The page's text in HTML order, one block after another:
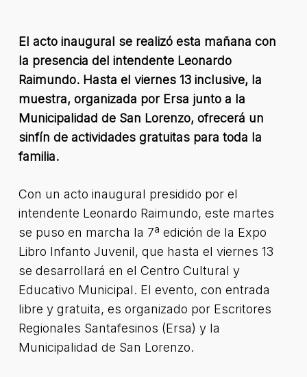
El acto inaugural se realizó esta mañana con
la presencia del intendente Leonardo
Raimundo. Hasta el viernes 13 inclusive, la
muestra, organizada por Ersa junto a la
Municipalidad de San Lorenzo, ofrecerá un
sinfín de actividades gratuitas para toda la
familia.
Con un acto inaugural presidido por el
intendente Leonardo Raimundo, este martes
se puso en marcha la 7ª edición de la Expo
Libro Infanto Juvenil, que hasta el viernes 13
se desarrollará en el Centro Cultural y
Educativo Municipal. El evento, con entrada
libre y gratuita, es organizado por Escritores
Regionales Santafesinos (Ersa) y la
Municipalidad de San Lorenzo.